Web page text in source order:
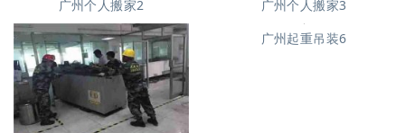
广州个人搬家2
广州个人搬家3
广州起重吊装6